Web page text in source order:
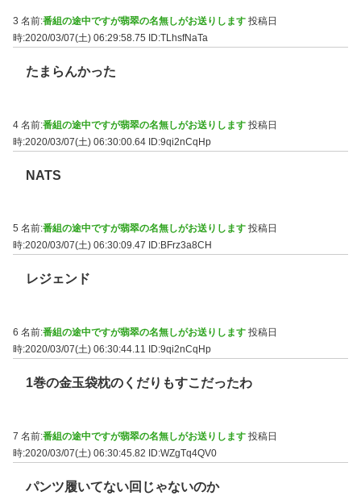
3 名前:番組の途中ですが翡翠の名無しがお送りします 投稿日
時:2020/03/07(土) 06:29:58.75
ID:TLhsfNaTa
たまらんかった
4 名前:番組の途中ですが翡翠の名無しがお送りします 投稿日
時:2020/03/07(土) 06:30:00.64 ID:9qi2nCqHp
NATS
5 名前:番組の途中ですが翡翠の名無しがお送りします 投稿日
時:2020/03/07(土) 06:30:09.47
ID:BFrz3a8CH
レジェンド
6 名前:番組の途中ですが翡翠の名無しがお送りします 投稿日
時:2020/03/07(土) 06:30:44.11
ID:9qi2nCqHp
1巻の金玉袋枕のくだりもすこだったわ
7 名前:番組の途中ですが翡翠の名無しがお送りします 投稿日
時:2020/03/07(土) 06:30:45.82 ID:WZgTq4QV0
パンツ履いてない回じゃないのか